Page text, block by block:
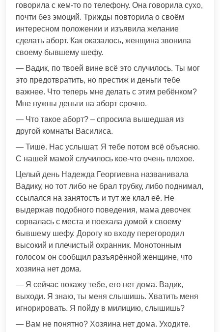
говорила с кем-то по телефону. Она говорила сухо,
почти без эмоций. Трижды повторила о своём
интересном положении и изъявила желание
сделать аборт. Как оказалось, женщина звонила
своему бывшему шефу.
— Вадик, по твоей вине всё это случилось. Ты мог
это предотвратить, но престиж и деньги тебе
важнее. Что теперь мне делать с этим ребёнком?
Мне нужны деньги на аборт срочно.
— Что такое аборт? – спросила вышедшая из
другой комнаты Василиса.
— Тише. Нас услышат. Я тебе потом всё объясню.
С нашей мамой случилось кое-что очень плохое.
Целый день Надежда Георгиевна названивала
Вадику, но тот либо не брал трубку, либо поднимал,
ссылался на занятость и тут же клал её. Не
выдержав подобного поведения, мама девочек
сорвалась с места и поехала домой к своему
бывшему шефу. Дорогу ко входу перегородил
высокий и плечистый охранник. Монотонным
голосом он сообщил разъярённой женщине, что
хозяина нет дома.
— Я сейчас покажу тебе, его нет дома. Вадик,
выходи. Я знаю, ты меня слышишь. Хватить меня
игнорировать. Я пойду в милицию, слышишь?
— Вам не понятно? Хозяина нет дома. Уходите.